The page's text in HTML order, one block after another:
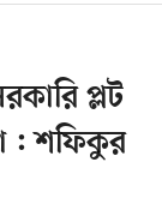
প্লট
: শফিকুর